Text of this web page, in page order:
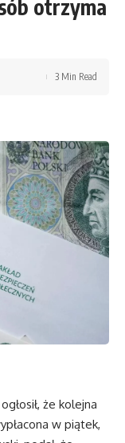
otrzyma
3 Min Read
że kolejna
w piątek,